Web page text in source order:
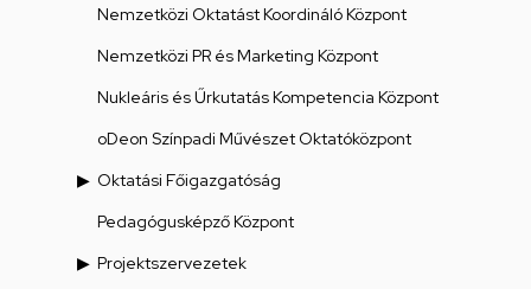
Nemzetközi Oktatást Koordináló Központ
Nemzetközi PR és Marketing Központ
Nukleáris és Űrkutatás Kompetencia Központ
oDeon Színpadi Művészet Oktatóközpont
Oktatási Főigazgatóság
Pedagógusképző Központ
Projektszervezetek